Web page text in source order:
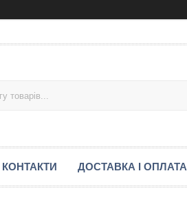
КОНТАКТИ ДОСТАВКА І ОПЛАТА